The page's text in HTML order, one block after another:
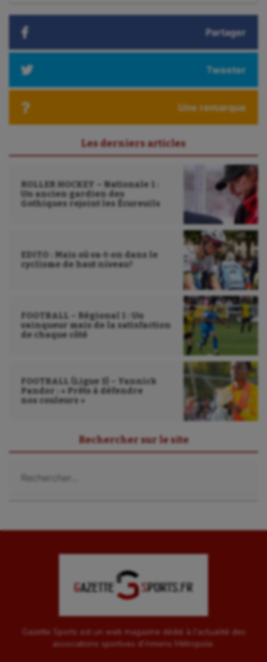
Partager
Tweeter
Une remarque
Les derniers articles
ROLLER HOCKEY – Nationale 1 :
Un ancien gardien des
Gothiques rejoint les Écureuils
EDITO : Mais où va-t-on dans le
cyclisme de haut niveau?
FOOTBALL – Régional 1 : Un
vainqueur mais de la satisfaction
de chaque côté
FOOTBALL (Ligue 3) – Yannick
Pandor : « Prêts à défendre
nos couleurs »
Rechercher sur le site
Gazette Sports est un web magazine dédié à l'actualité des
associations sportives d'Amiens Métropole.